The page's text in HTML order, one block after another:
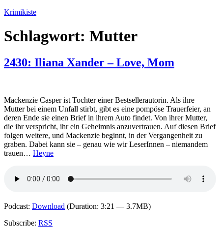
Zum
springen
Krimikiste
Schlagwort: Mutter
2430: Iliana Xander – Love, Mom
Mackenzie Casper ist Tochter einer Bestsellerautorin. Als ihre
Mutter bei einem Unfall stirbt, gibt es eine pompöse Trauerfeier, an
deren Ende sie einen Brief in ihrem Auto findet. Von ihrer Mutter,
die ihr verspricht, ihr ein Geheimnis anzuvertrauen. Auf diesen Brief
folgen weitere, und Mackenzie beginnt, in der Vergangenheit zu
graben. Dabei kann sie – genau wie wir LeserInnen – niemandem
trauen… Heyne
Podcast: Download (Duration: 3:21 — 3.7MB)
Subscribe: RSS